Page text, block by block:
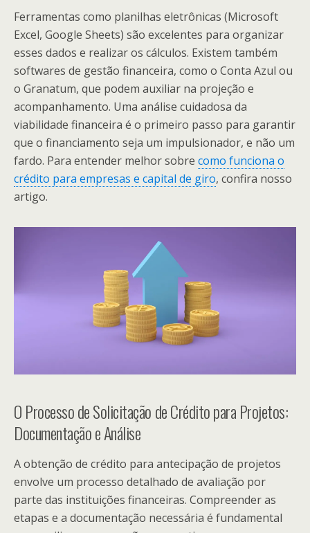
Ferramentas como planilhas eletrônicas (Microsoft
Excel, Google Sheets) são excelentes para organizar
esses dados e realizar os cálculos. Existem também
softwares de gestão financeira, como o Conta Azul ou
o Granatum, que podem auxiliar na projeção e
acompanhamento. Uma análise cuidadosa da
viabilidade financeira é o primeiro passo para garantir
que o financiamento seja um impulsionador, e não um
fardo. Para entender melhor sobre como funciona o
crédito para empresas e capital de giro, confira nosso
artigo.
O Processo de Solicitação de Crédito para Projetos:
Documentação e Análise
A obtenção de crédito para antecipação de projetos
envolve um processo detalhado de avaliação por
parte das instituições financeiras. Compreender as
etapas e a documentação necessária é fundamental